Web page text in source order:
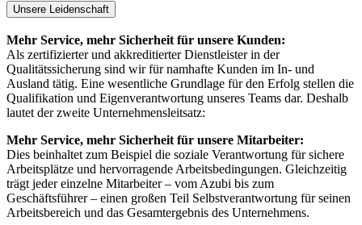
Unsere Leidenschaft
Mehr Service, mehr Sicherheit für unsere Kunden:
Als zertifizierter und akkreditierter Dienstleister in der
Qualitätssicherung sind wir für namhafte Kunden im In- und
Ausland tätig. Eine wesentliche Grundlage für den Erfolg stellen die
Qualifikation und Eigenverantwortung unseres Teams dar. Deshalb
lautet der zweite Unternehmensleitsatz:
Mehr Service, mehr Sicherheit für unsere Mitarbeiter:
Dies beinhaltet zum Beispiel die soziale Verantwortung für sichere
Arbeitsplätze und hervorragende Arbeitsbedingungen. Gleichzeitig
trägt jeder einzelne Mitarbeiter – vom Azubi bis zum
Geschäftsführer – einen großen Teil Selbstverantwortung für seinen
Arbeitsbereich und das Gesamtergebnis des Unternehmens.